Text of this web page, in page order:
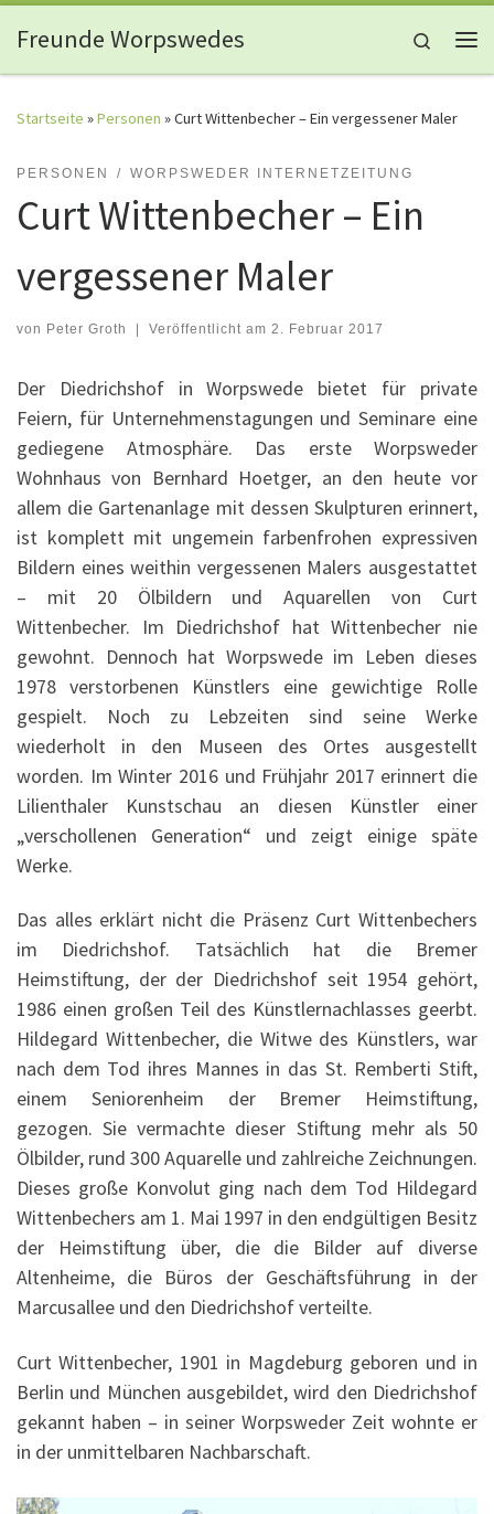
Zum Inhalt springen
Freunde Worpswedes
Search
Startseite »Personen »Curt Wittenbecher – Ein vergessener Maler
PERSONEN WORPSWEDER INTERNETZEITUNG
Curt Wittenbecher – Ein
vergessener Maler
von Peter Groth | Veröffentlicht am 2. Februar 2017
Der Diedrichshof in Worpswede bietet für private
Feiern, für Unternehmenstagungen und Seminare eine
gediegene Atmosphäre. Das erste Worpsweder
Wohnhaus von Bernhard Hoetger, an den heute vor
allem die Gartenanlage mit dessen Skulpturen erinnert,
ist komplett mit ungemein farbenfrohen expressiven
Bildern eines weithin vergessenen Malers ausgestattet
– mit 20 Ölbildern und Aquarellen von Curt
Wittenbecher. Im Diedrichshof hat Wittenbecher nie
gewohnt. Dennoch hat Worpswede im Leben dieses
1978 verstorbenen Künstlers eine gewichtige Rolle
gespielt. Noch zu Lebzeiten sind seine Werke
wiederholt in den Museen des Ortes ausgestellt
worden. Im Winter 2016 und Frühjahr 2017 erinnert die
Lilienthaler Kunstschau an diesen Künstler einer
„verschollenen Generation“ und zeigt einige späte
Werke.
Das alles erklärt nicht die Präsenz Curt Wittenbechers
im Diedrichshof. Tatsächlich hat die Bremer
Heimstiftung, der der Diedrichshof seit 1954 gehört,
1986 einen großen Teil des Künstlernachlasses geerbt.
Hildegard Wittenbecher, die Witwe des Künstlers, war
nach dem Tod ihres Mannes in das St. Remberti Stift,
einem Seniorenheim der Bremer Heimstiftung,
gezogen. Sie vermachte dieser Stiftung mehr als 50
Ölbilder, rund 300 Aquarelle und zahlreiche Zeichnungen.
Dieses große Konvolut ging nach dem Tod Hildegard
Wittenbechers am 1. Mai 1997 in den endgültigen Besitz
der Heimstiftung über, die die Bilder auf diverse
Altenheime, die Büros der Geschäftsführung in der
Marcusallee und den Diedrichshof verteilte.
Curt Wittenbecher, 1901 in Magdeburg geboren und in
Berlin und München ausgebildet, wird den Diedrichshof
gekannt haben – in seiner Worpsweder Zeit wohnte er
in der unmittelbaren Nachbarschaft.